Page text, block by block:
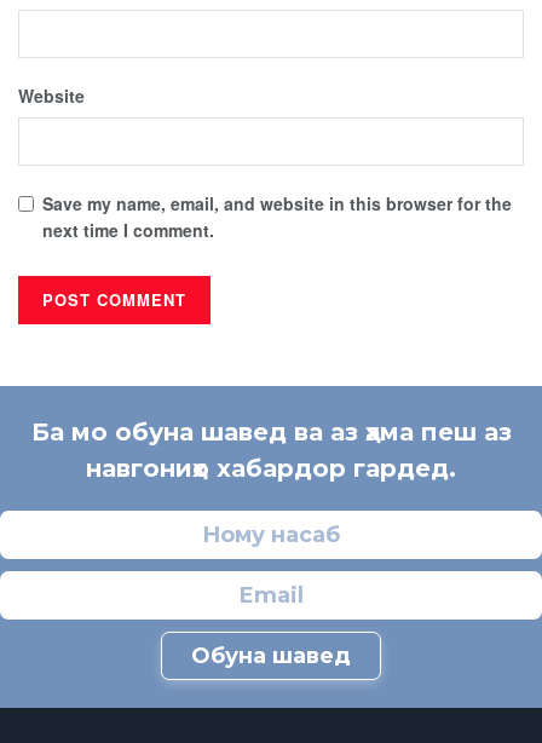
Website
Save my name, email, and website in this browser for the
next time I comment.
Ба мо обуна шавед ва аз ҳама пеш аз
навгониҳо хабардор гардед.
Обуна шавед